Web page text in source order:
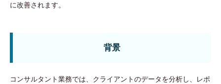
に改善されます。
背景
コンサルタント業務では、クライアントのデータを分析し、レポ